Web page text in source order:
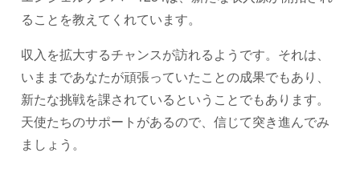
ることを教えてくれています。
収入を拡大するチャンスが訪れるようです。それは、
いままであなたが頑張っていたことの成果でもあり、
新たな挑戦を課されているということでもあります。
天使たちのサポートがあるので、信じて突き進んでみ
ましょう。